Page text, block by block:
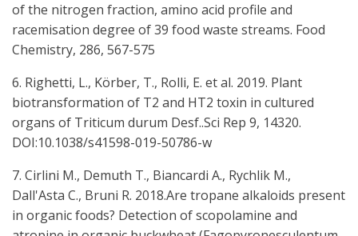
of the nitrogen fraction, amino acid profile and
racemisation degree of 39 food waste streams. Food
Chemistry, 286, 567-575
6. Righetti, L., Körber, T., Rolli, E. et al. 2019. Plant
biotransformation of T2 and HT2 toxin in cultured
organs of Triticum durum Desf..Sci Rep 9, 14320.
DOI:10.1038/s41598-019-50786-w
7. Cirlini M., Demuth T., Biancardi A., Rychlik M.,
Dall'Asta C., Bruni R. 2018.Are tropane alkaloids present
in organic foods? Detection of scopolamine and